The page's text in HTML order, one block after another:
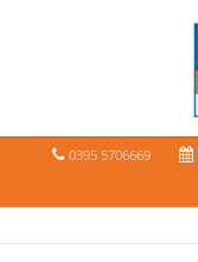
0395 5706669